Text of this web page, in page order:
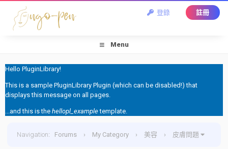
登錄 註冊
Menu
Hello PluginLibrary!
This is a sample PluginLibrary Plugin (which can be disabled!) that
displays this message on all pages.
...and this is the hellopl_exampletemplate.
Navigation: Forums › My Category › 美容 › 皮膚問題